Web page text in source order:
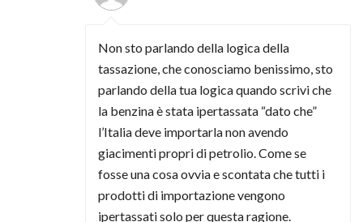
Non sto parlando della logica della
tassazione, che conosciamo benissimo, sto
parlando della tua logica quando scrivi che
la benzina è stata ipertassata “dato che”
l’Italia deve importarla non avendo
giacimenti propri di petrolio. Come se
fosse una cosa ovvia e scontata che tutti i
prodotti di importazione vengono
ipertassati solo per questa ragione.